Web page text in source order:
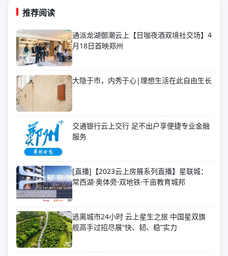
推荐阅读
通派龙湖御潮云上【日咖夜酒双境社交场】4
月18日首映郑州
大隐于市，内秀于心|理想生活在此自由生长
交通银行云上交行 足不出户享便捷专业金融
服务
[直播]【2023云上房展系列直播】星联城：
常西湖·奥体旁·双地铁·千亩教育城邦
逃离城市24小时 云上星生之旅 中国星双旗
舰高手过招尽展“快、韧、稳”实力